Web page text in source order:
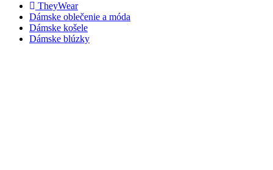
TheyWear
Dámske oblečenie a móda
Dámske košele
Dámske blúzky